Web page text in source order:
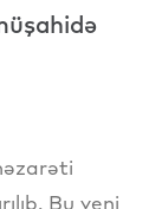
Bu yeni